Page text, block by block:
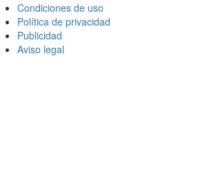
Condiciones de uso
Política de privacidad
Publicidad
Aviso legal